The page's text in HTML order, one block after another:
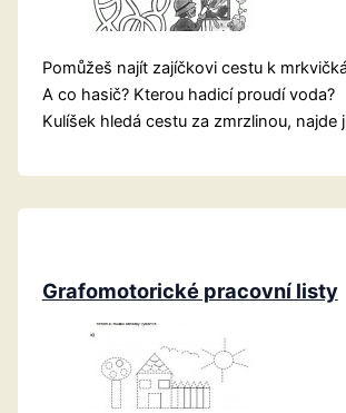
Pomůžeš najít zajíčkovi cestu k
A co hasič? Kterou hadicí proudí voda?
Kulíšek hledá cestu za zmrzlinou, najde
Grafomotorické pracovní listy